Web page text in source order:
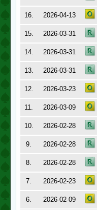
16.
2026-04-13
15.
2026-03-31
14.
2026-03-31
13.
2026-03-31
12.
2026-03-23
11.
2026-03-09
10.
2026-02-28
9.
2026-02-28
8.
2026-02-28
7.
2026-02-23
6.
2026-02-09